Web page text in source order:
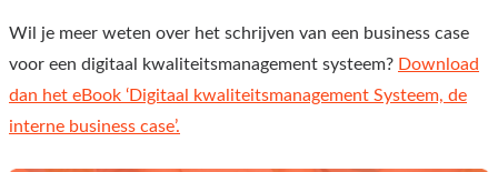
Wil je meer weten over het schrijven van een business case
voor een digitaal kwaliteitsmanagement systeem? Download
dan het eBook ‘Digitaal kwaliteitsmanagement Systeem, de
interne business case’.